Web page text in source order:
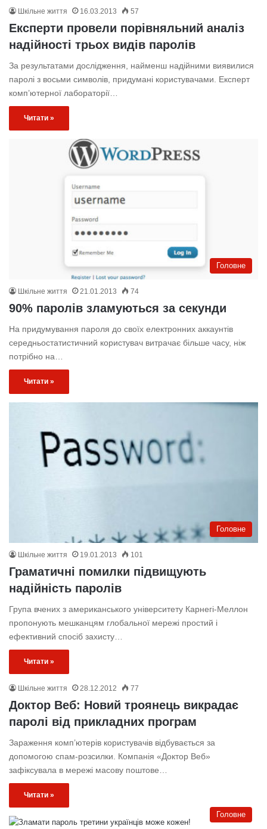
Шкільне життя 16.03.2013 57
Експерти провели порівняльний аналіз
надійності трьох видів паролів
За результатами дослідження, найменш надійними виявилися
паролі з восьми символів, придумані користувачами. Експерт
комп’ютерної лабораторії…
Читати »
Головне
Шкільне життя 21.01.2013 74
90% паролів зламуються за секунди
На придумування пароля до своїх електронних аккаунтів
середньостатистичний користувач витрачає більше часу, ніж
потрібно на…
Читати »
Головне
Шкільне життя 19.01.2013 101
Граматичні помилки підвищують
надійність паролів
Група вчених з американського університету Карнегі-Меллон
пропонують мешканцям глобальної мережі простий і
ефективний спосіб захисту…
Читати »
Шкільне життя 28.12.2012 77
Доктор Веб: Новий троянець викрадає
паролі від прикладних програм
Зараження комп’ютерів користувачів відбувається за
допомогою спам-розсилки. Компанія «Доктор Веб»
зафіксувала в мережі масову поштове…
Читати »
Головне